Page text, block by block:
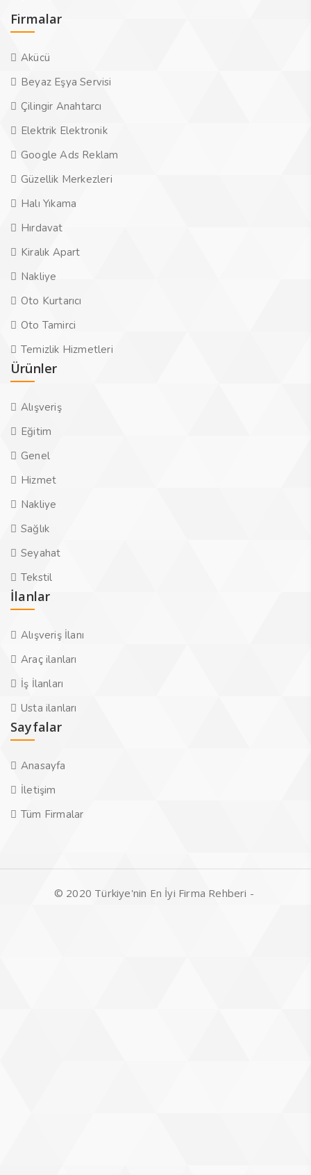
Firmalar
Akücü
Beyaz Eşya Servisi
Çilingir Anahtarcı
Elektrik Elektronik
Google Ads Reklam
Güzellik Merkezleri
Halı Yıkama
Hırdavat
Kiralık Apart
Nakliye
Oto Kurtarıcı
Oto Tamirci
Temizlik Hizmetleri
Ürünler
Alışveriş
Eğitim
Genel
Hizmet
Nakliye
Sağlık
Seyahat
Tekstil
İlanlar
Alışveriş İlanı
Araç ilanları
İş İlanları
Usta ilanları
Sayfalar
Anasayfa
İletişim
Tüm Firmalar
© 2020 Türkiye'nin En İyi Firma Rehberi -